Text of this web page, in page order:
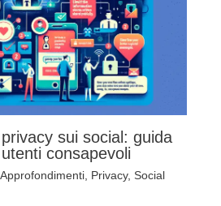
sui social: guida
consapevoli
Approfondimenti, Privacy, Social